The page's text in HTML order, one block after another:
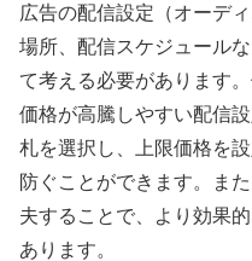
広告の配信設定（オーデ
場所、配信スケジュール
て考える必要があります
価格が高騰しやすい配信
札を選択し、上限価格を
防ぐことができます。ま
夫することで、より効果
あります。